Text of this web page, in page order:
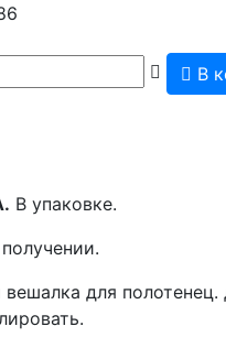
В
В упаковке.
вешалка для полотенец.